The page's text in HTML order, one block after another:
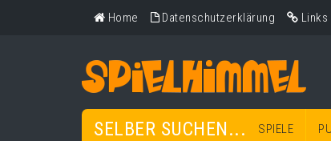
Home Datenschutzerklärung Links
SELBER SUCHEN... SPIELE